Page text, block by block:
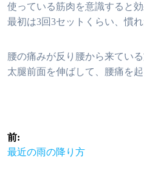
使っている筋肉を意識すると
最初は3回3セットくらい、慣
腰の痛みが反り腰から来てい
太腿前面を伸ばして、腰痛を
投
稿
前:
前
最近の雨の降り方